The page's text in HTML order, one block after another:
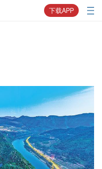
下载APP